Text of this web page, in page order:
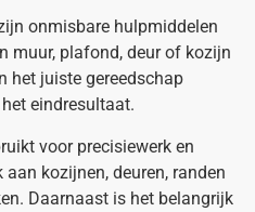
onmisbare hulpmiddelen
muur, plafond, deur of kozijn
het juiste gereedschap
eindresultaat.
voor precisiewerk en
kozijnen, deuren, randen
Daarnaast is het belangrijk